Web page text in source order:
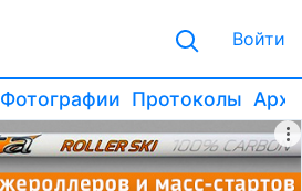
Войти
Фотографии Протоколы